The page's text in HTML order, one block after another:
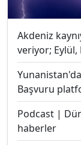
Akdeniz
veriyor; Eylül,
Başvuru
Podcast |
haberler